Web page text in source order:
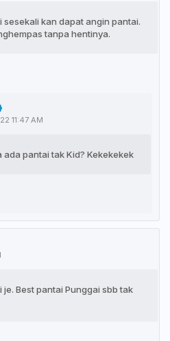
sesekali kan dapat angin pantai.
tanpa hentinya.
11:47 AM
ada pantai tak Kid? Kekekekek
Best pantai Punggai sbb tak